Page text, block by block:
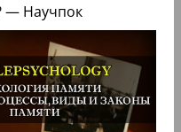
— Научпок